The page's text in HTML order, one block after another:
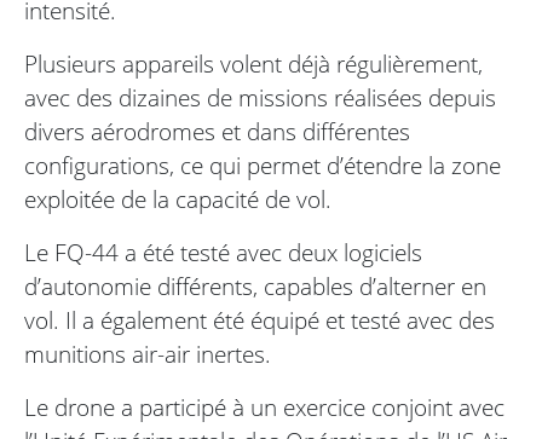
intensité.
Plusieurs appareils volent déjà régulièrement,
avec des dizaines de missions réalisées depuis
divers aérodromes et dans différentes
configurations, ce qui permet d’étendre la zone
exploitée de la capacité de vol.
Le FQ-44 a été testé avec deux logiciels
d’autonomie différents, capables d’alterner en
vol. Il a également été équipé et testé avec des
munitions air-air inertes.
Le drone a participé à un exercice conjoint avec